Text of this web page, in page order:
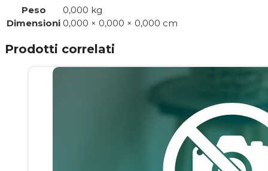
Peso
0,000 kg
Dimensioni 0,000 × 0,000 × 0,000 cm
Prodotti correlati